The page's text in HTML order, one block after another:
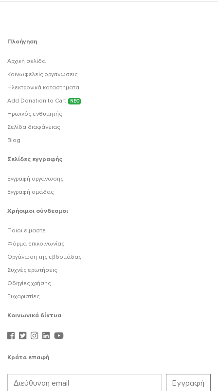
Πλοήγηση
Αρχική σελίδα
Κοινωφελείς οργανώσεις
Ηλεκτρονικά καταστήματα
Add Donation to Cart
ΝΕΟ
Ηρωικός ενθυμητής
Σελίδα διαφάνειας
Blog
Σελίδες εγγραφής
Εγγραφή οργάνωσης
Εγγραφή ομάδας
Χρήσιμοι σύνδεσμοι
Ποιοι είμαστε
Φόρμα επικοινωνίας
Οργάνωση της εβδομάδας
Συχνές ερωτήσεις
Οδηγίες χρήσης
Ευχαριστίες
Κοινωνικά δίκτυα
Κράτα επαφή